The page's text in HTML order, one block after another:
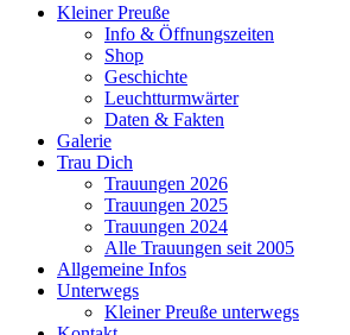
Kleiner Preuße
Info & Öffnungszeiten
Shop
Geschichte
Leuchtturmwärter
Daten & Fakten
Galerie
Trau Dich
Trauungen 2026
Trauungen 2025
Trauungen 2024
Alle Trauungen seit 2005
Allgemeine Infos
Unterwegs
Kleiner Preuße unterwegs